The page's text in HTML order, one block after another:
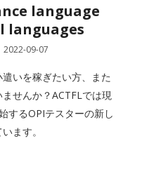
language
languages
2022-09-07
いを稼ぎたい方、また
せんか？ACTFLでは現
するOPIテスターの新し
ます。